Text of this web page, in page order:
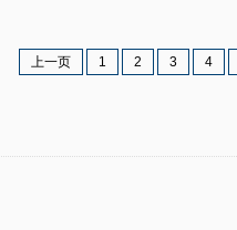
上一页 1 2 3 4